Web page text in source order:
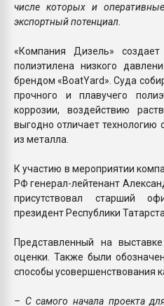
числе которых и
экспортный потенциал.
«Компания Дизель»
полиэтилена низкого
брендом «BoatYard». Суда
прочного и плавучего
коррозии, воздействию
выгодно отличает технологию
из металла.
К участию в мероприятии
РФ генерал-лейтенант
присутствовал старший
президент Республики
Представленный на
оценки. Также были
способы усовершенствования
– С самого начала проекта